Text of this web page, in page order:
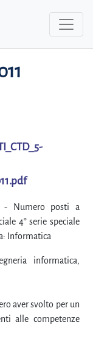
- Numero posti a
4° serie speciale
Informatica
informatica,
aver svolto per un
alle competenze